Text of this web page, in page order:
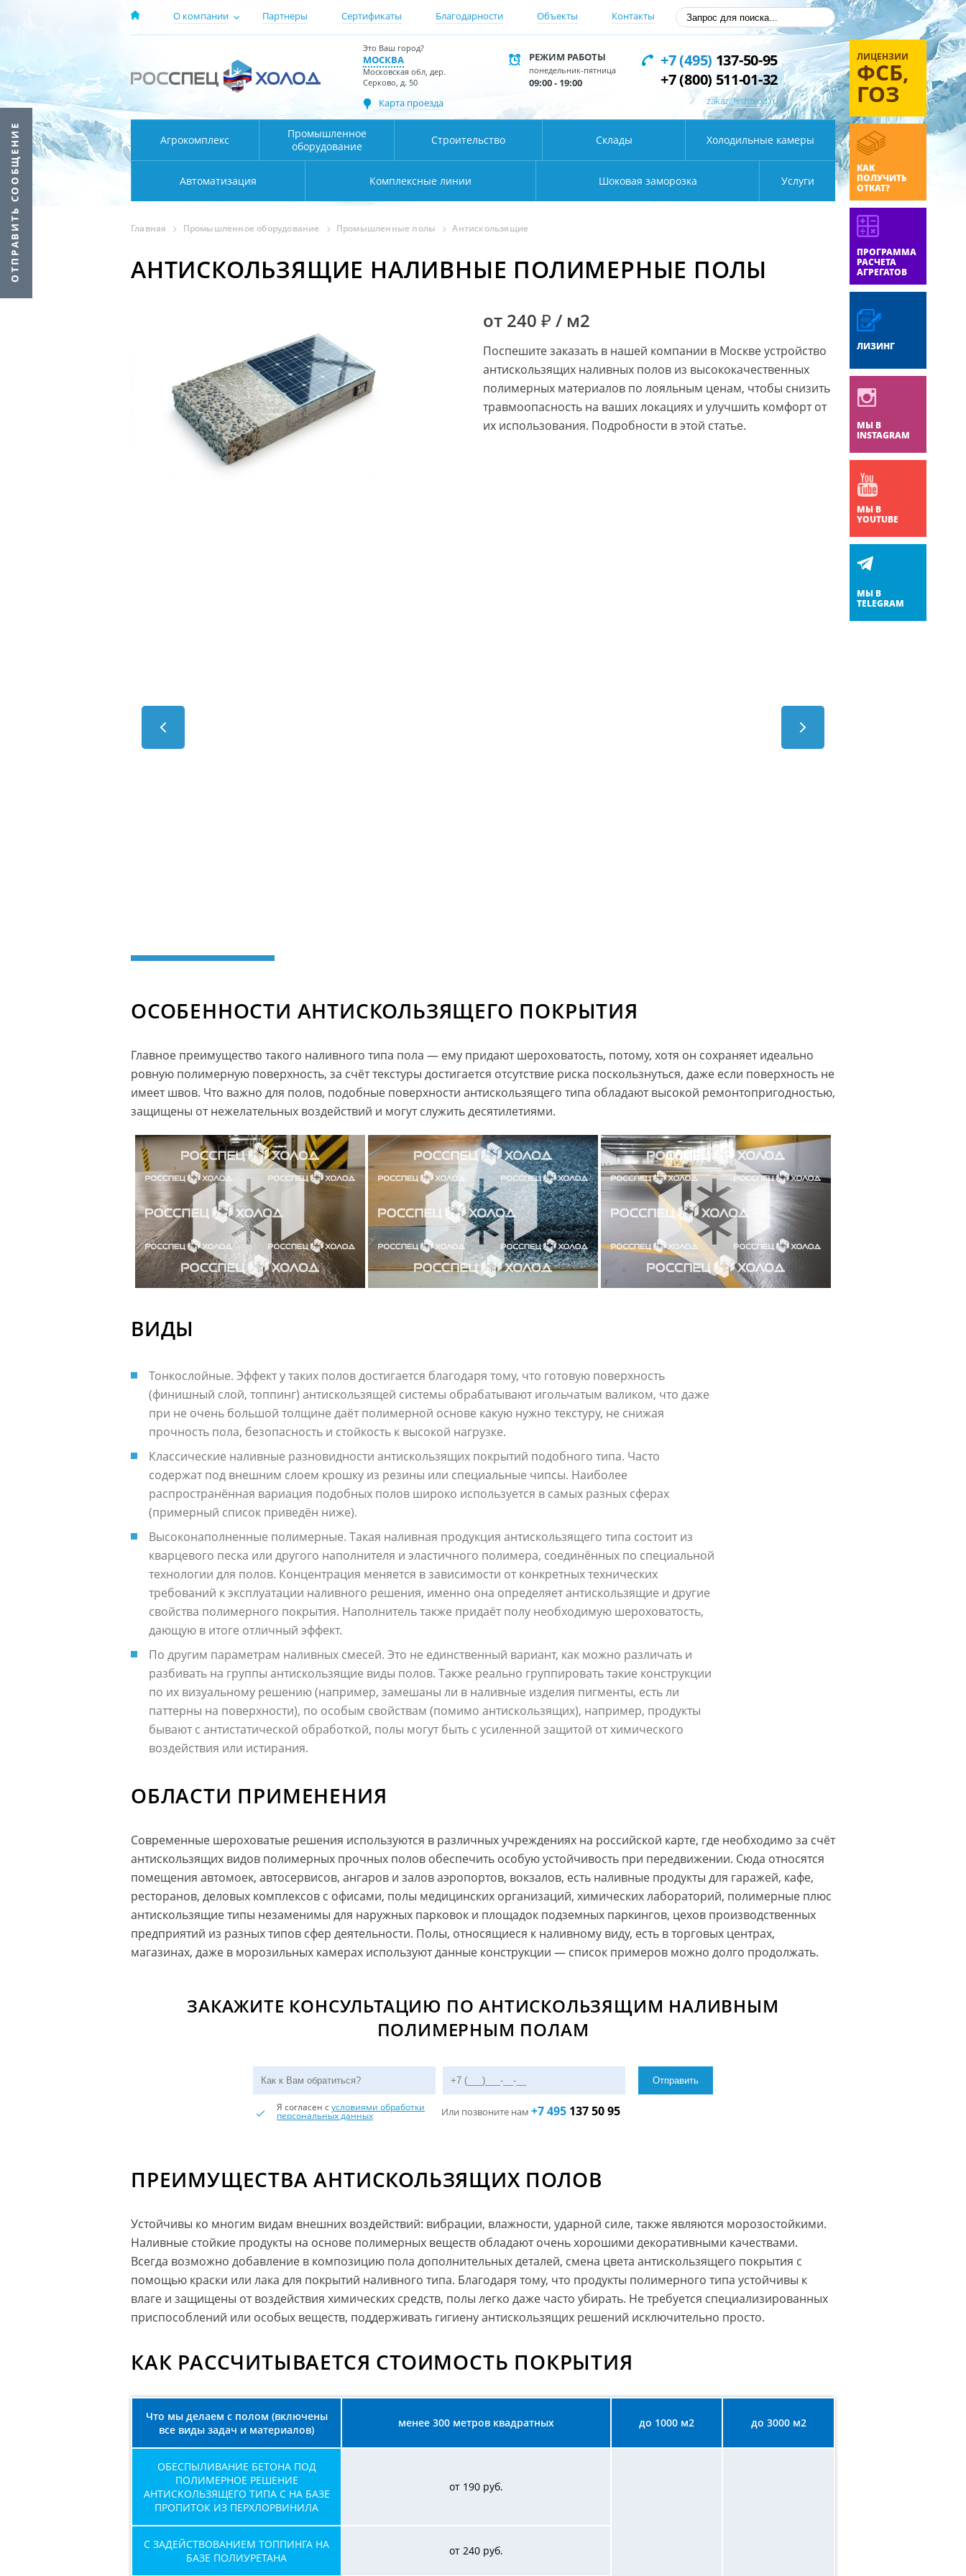
О компании Партнеры Сертификаты Благодарности Объекты Контакты
Это Ваш город?
МОСКВА
Московская обл, дер.
Серково, д. 50
Карта проезда
РЕЖИМ РАБОТЫ
понедельник-пятница
09:00 - 19:00
+7 (495) 137-50-95
+7 (800) 511-01-32
zakaz@rsholod.ru
Агрокомплекс
Промышленное
оборудование
Строительство Склады Холодильные камеры
Автоматизация Комплексные линии Шоковая заморозка Услуги
ЛИЦЕНЗИИ
ФСБ,
ГОЗ
КАК
ПОЛУЧИТЬ
ОТКАТ?
ПРОГРАММА
РАСЧЕТА
АГРЕГАТОВ
ЛИЗИНГ
МЫ В
INSTAGRAM
МЫ В
YOUTUBE
МЫ В
TELEGRAM
Главная Промышленное оборудование Промышленные полы Антискользящие
АНТИСКОЛЬЗЯЩИЕ НАЛИВНЫЕ ПОЛИМЕРНЫЕ ПОЛЫ
от 240 ₽ / м2
Поспешите заказать в нашей компании в Москве устройство
антискользящих наливных полов из высококачественных
полимерных материалов по лояльным ценам, чтобы снизить
травмоопасность на ваших локациях и улучшить комфорт от
их использования. Подробности в этой статье.
ОСОБЕННОСТИ АНТИСКОЛЬЗЯЩЕГО ПОКРЫТИЯ
Главное преимущество такого наливного типа пола — ему придают шероховатость, потому, хотя он сохраняет идеально
ровную полимерную поверхность, за счёт текстуры достигается отсутствие риска поскользнуться, даже если поверхность не
имеет швов. Что важно для полов, подобные поверхности антискользящего типа обладают высокой ремонтопригодностью,
защищены от нежелательных воздействий и могут служить десятилетиями.
ВИДЫ
Тонкослойные. Эффект у таких полов достигается благодаря тому, что готовую поверхность
(финишный слой, топпинг) антискользящей системы обрабатывают игольчатым валиком, что даже
при не очень большой толщине даёт полимерной основе какую нужно текстуру, не снижая
прочность пола, безопасность и стойкость к высокой нагрузке.
Классические наливные разновидности антискользящих покрытий подобного типа. Часто
содержат под внешним слоем крошку из резины или специальные чипсы. Наиболее
распространённая вариация подобных полов широко используется в самых разных сферах
(примерный список приведён ниже).
Высоконаполненные полимерные. Такая наливная продукция антискользящего типа состоит из
кварцевого песка или другого наполнителя и эластичного полимера, соединённых по специальной
технологии для полов. Концентрация меняется в зависимости от конкретных технических
требований к эксплуатации наливного решения, именно она определяет антискользящие и другие
свойства полимерного покрытия. Наполнитель также придаёт полу необходимую шероховатость,
дающую в итоге отличный эффект.
По другим параметрам наливных смесей. Это не единственный вариант, как можно различать и
разбивать на группы антискользящие виды полов. Также реально группировать такие конструкции
по их визуальному решению (например, замешаны ли в наливные изделия пигменты, есть ли
паттерны на поверхности), по особым свойствам (помимо антискользящих), например, продукты
бывают с антистатической обработкой, полы могут быть с усиленной защитой от химического
воздействия или истирания.
ОБЛАСТИ ПРИМЕНЕНИЯ
Современные шероховатые решения используются в различных учреждениях на российской карте, где необходимо за счёт
антискользящих видов полимерных прочных полов обеспечить особую устойчивость при передвижении. Сюда относятся
помещения автомоек, автосервисов, ангаров и залов аэропортов, вокзалов, есть наливные продукты для гаражей, кафе,
ресторанов, деловых комплексов с офисами, полы медицинских организаций, химических лабораторий, полимерные плюс
антискользящие типы незаменимы для наружных парковок и площадок подземных паркингов, цехов производственных
предприятий из разных типов сфер деятельности. Полы, относящиеся к наливному виду, есть в торговых центрах,
магазинах, даже в морозильных камерах используют данные конструкции — список примеров можно долго продолжать.
ЗАКАЖИТЕ КОНСУЛЬТАЦИЮ ПО АНТИСКОЛЬЗЯЩИМ НАЛИВНЫМ
ПОЛИМЕРНЫМ ПОЛАМ
Я согласен сусловиями обработки
персональных данных Или позвоните нам +7 495 137 50 95
ПРЕИМУЩЕСТВА АНТИСКОЛЬЗЯЩИХ ПОЛОВ
Устойчивы ко многим видам внешних воздействий: вибрации, влажности, ударной силе, также являются морозостойкими.
Наливные стойкие продукты на основе полимерных веществ обладают очень хорошими декоративными качествами.
Всегда возможно добавление в композицию пола дополнительных деталей, смена цвета антискользящего покрытия с
помощью краски или лака для покрытий наливного типа. Благодаря тому, что продукты полимерного типа устойчивы к
влаге и защищены от воздействия химических средств, полы легко даже часто убирать. Не требуется специализированных
приспособлений или особых веществ, поддерживать гигиену антискользящих решений исключительно просто.
КАК РАССЧИТЫВАЕТСЯ СТОИМОСТЬ ПОКРЫТИЯ
Что мы делаем с полом (включены
все виды задач и материалов)
менее 300 метров квадратных до 1000 м2 до 3000 м2
ОБЕСПЫЛИВАНИЕ БЕТОНА ПОД
ПОЛИМЕРНОЕ РЕШЕНИЕ
АНТИСКОЛЬЗЯЩЕГО ТИПА С НА БАЗЕ
ПРОПИТОК ИЗ ПЕРХЛОРВИНИЛА
от 190 руб.
С ЗАДЕЙСТВОВАНИЕМ ТОППИНГА НА
БАЗЕ ПОЛИУРЕТАНА
от 240 руб.